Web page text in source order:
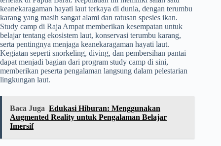
keanekaragaman hayati laut terkaya di dunia, dengan terumbu
karang yang masih sangat alami dan ratusan spesies ikan.
Study camp di Raja Ampat memberikan kesempatan untuk
belajar tentang ekosistem laut, konservasi terumbu karang,
serta pentingnya menjaga keanekaragaman hayati laut.
Kegiatan seperti snorkeling, diving, dan pembersihan pantai
dapat menjadi bagian dari program study camp di sini,
memberikan peserta pengalaman langsung dalam pelestarian
lingkungan laut.
Baca Juga Edukasi Hiburan: Menggunakan
Augmented Reality untuk Pengalaman Belajar
Imersif